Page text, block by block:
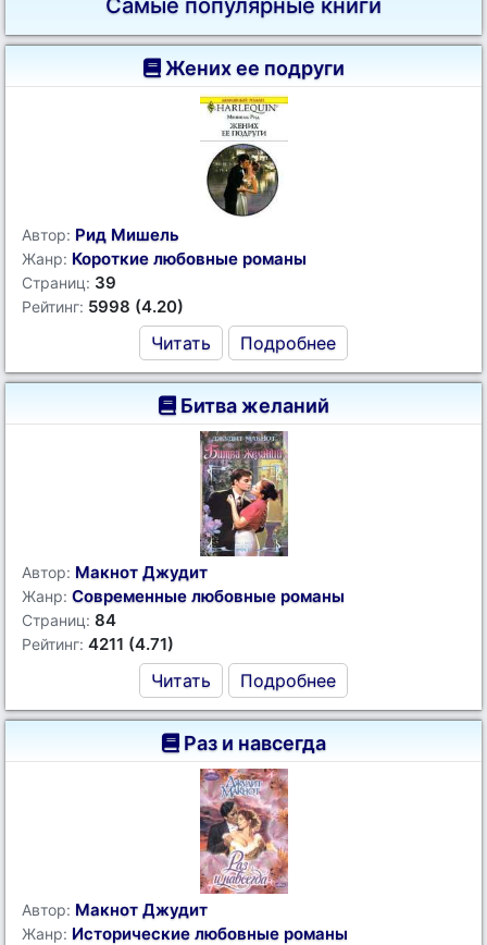
Самые популярные книги
Жених ее подруги
Автор: Рид Мишель
Жанр: Короткие любовные романы
Страниц: 39
Рейтинг: 5998 (4.20)
Читать Подробнее
Битва желаний
Автор: Макнот Джудит
Жанр: Современные любовные романы
Страниц: 84
Рейтинг: 4211 (4.71)
Читать Подробнее
Раз и навсегда
Автор: Макнот Джудит
Жанр: Исторические любовные романы